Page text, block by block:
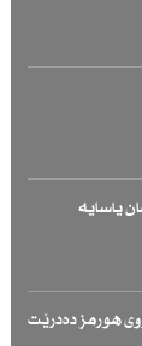
یاسایە
هورمز دەدرێت